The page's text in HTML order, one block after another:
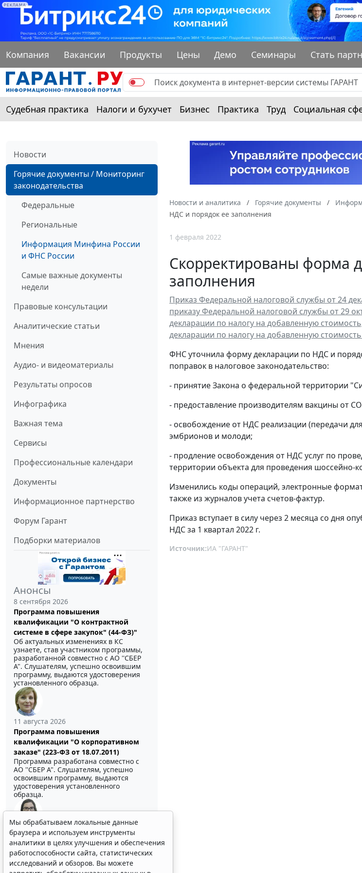
РЕКЛАМА
Компания Вакансии Продукты Цены Демо Семинары Стать
Судебная практика Налоги и бухучет Бизнес Практика Труд Социальная
Новости
Горячие документы / Мониторинг
законодательства
Федеральные
Региональные
Информация Минфина России
и ФНС России
Самые важные документы
недели
Правовые консультации
Аналитические статьи
Мнения
Аудио- и видеоматериалы
Результаты опросов
Инфографика
Важная тема
Сервисы
Профессиональные календари
Документы
Информационное партнерство
Форум Гарант
Подборки материалов
Анонсы
8 сентября 2026
Программа повышения
квалификации "О контрактной
системе в сфере закупок" (44-ФЗ)"
Об актуальных изменениях в КС
узнаете, став участником программы,
разработанной совместно с АО ''СБЕР
А". Слушателям, успешно освоившим
программу, выдаются удостоверения
установленного образца.
11 августа 2026
Программа повышения
квалификации "О корпоративном
заказе" (223-ФЗ от 18.07.2011)
Программа разработана совместно с
АО ''СБЕР А". Слушателям, успешно
освоившим программу, выдаются
удостоверения установленного
образца.
Выберите тему программы повышения квалификации
для юристов ...
Новости и аналитика Горячие документы
НДС и порядок ее заполнения
1 февраля 2022
Скорректированы форма
заполнения
Приказ Федеральной налоговой службы от 24
приказу Федеральной налоговой службы от 29
декларации по налогу на добавленную
декларации по налогу на добавленную
ФНС уточнила форму декларации по НДС и
поправок в налоговое законодательство:
- принятие Закона о федеральной территории
- предоставление производителям вакцины от
- освобождение от НДС реализации (передачи
эмбрионов и молоди;
- продление освобождения от НДС услуг по
территории объекта для проведения шоссейно-
Изменились коды операций, электронные
также из журналов учета счетов-фактур.
Приказ вступает в силу через 2 месяца со дня
НДС за 1 квартал 2022 г.
Источник:ИА "ГАРАНТ"
Мы обрабатываем локальные данные
браузера и используем инструменты
аналитики в целях улучшения и обеспечения
работоспособности сайта, статистических
исследований и обзоров. Вы можете